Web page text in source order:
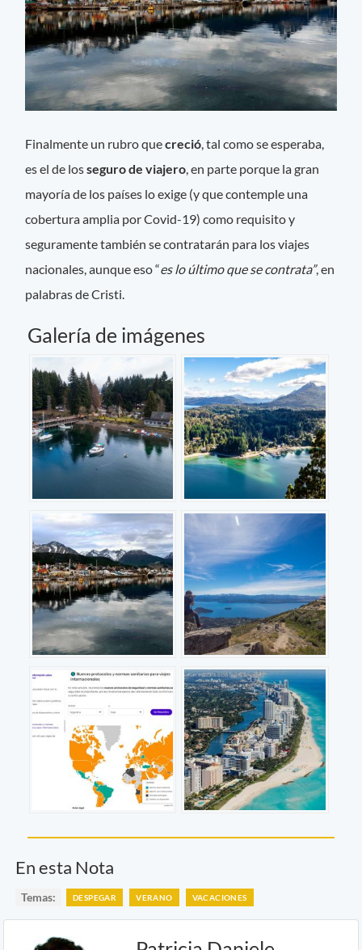
Finalmente un rubro quecreció , tal como se esperaba,
es el de losseguro de viajero , en parte porque la gran
mayoría de los países lo exige (y que contemple una
cobertura amplia por Covid-19) como requisito y
seguramente también se contratarán para los viajes
nacionales, aunque eso “es lo último que se contrata”, en
palabras de Cristi.
Galería de imágenes
En esta Nota
Temas: DESPEGAR VERANO VACACIONES